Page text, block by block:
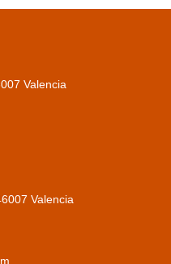
Valencia
Valencia